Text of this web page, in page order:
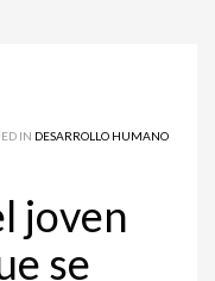
IN DESARROLLO HUMANO
joven
se